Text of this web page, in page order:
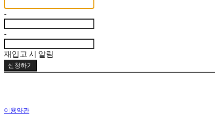
-
-
재입고 시 알림
신청하기
이용약관